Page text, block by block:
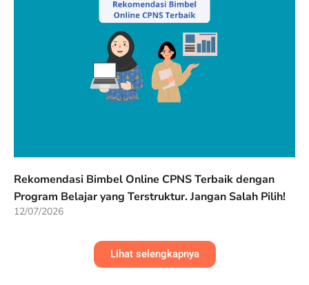
Rekomendasi Bimbel Online CPNS Terbaik dengan
Program Belajar yang Terstruktur. Jangan Salah Pilih!
12/07/2026
Lihat selengkapnya